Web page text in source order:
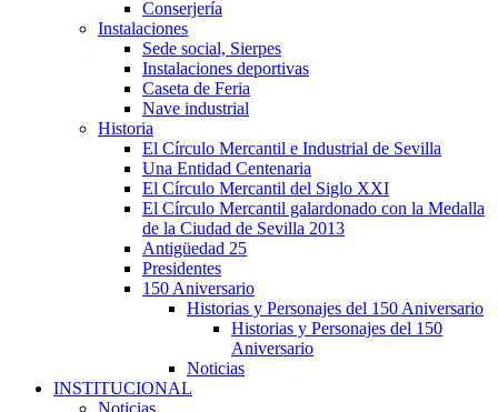
Conserjería
Instalaciones
Sede social, Sierpes
Instalaciones deportivas
Caseta de Feria
Nave industrial
Historia
El Círculo Mercantil e Industrial de Sevilla
Una Entidad Centenaria
El Círculo Mercantil del Siglo XXI
El Círculo Mercantil galardonado con la Medalla
de la Ciudad de Sevilla 2013
Antigüedad 25
Presidentes
150 Aniversario
Historias y Personajes del 150 Aniversario
Historias y Personajes del 150
Aniversario
Noticias
INSTITUCIONAL
Noticias